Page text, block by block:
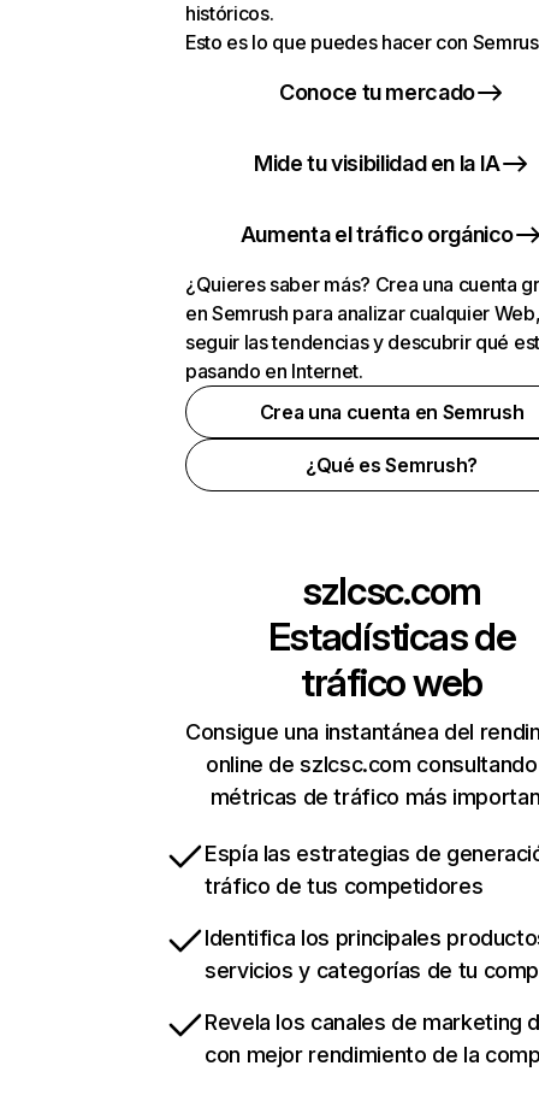
históricos.
Esto es lo que puedes hacer con
Conoce tu mercado
Mide tu visibilidad en la IA
Aumenta el tráfico orgánico
¿Quieres saber más? Crea una cuenta
en Semrush para analizar cualquier
seguir las tendencias y descubrir qué
pasando en Internet.
Crea una cuenta en Semrush
¿Qué es Semrush?
szlcsc.com
Estadísticas de
tráfico web
Consigue una instantánea del
online de szlcsc.com
métricas de tráfico más
Espía las estrategias de
tráfico de tus competidores
Identifica los principales
servicios y categorías de tu
Revela los canales de marketing
con mejor rendimiento de la